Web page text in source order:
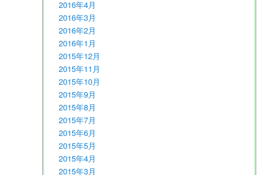
2016年4月
2016年3月
2016年2月
2016年1月
2015年12月
2015年11月
2015年10月
2015年9月
2015年8月
2015年7月
2015年6月
2015年5月
2015年4月
2015年3月